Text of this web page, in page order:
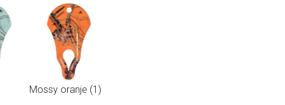
Mossy oranje (1)